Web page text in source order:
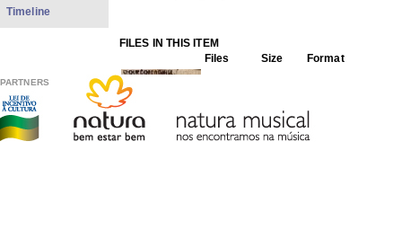
FILES IN THIS ITEM
Files
Size
Format
THIS ITEM APPEARS IN THE FOLLOWING
Caricatures[13]
Timeline
PARTNERS